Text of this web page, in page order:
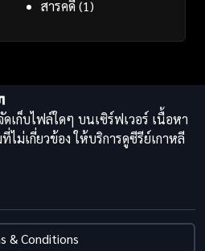
สารคดี(1)
เก็บไฟล์ใดๆ บนเซิร์ฟเวอร์ เนื้อหา
ม่เกี่ยวข้อง ให้บริการดูซีรีย์เกาหลี
& Conditions